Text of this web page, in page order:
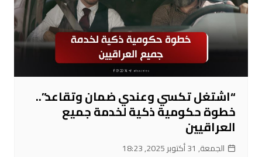
“اشتغل تكسي وعندي ضمان وتقاعد”..
خطوة حكومية ذكية لخدمة جميع
العراقيين
الجمعة, 31 أكتوبر 2025, 18:23